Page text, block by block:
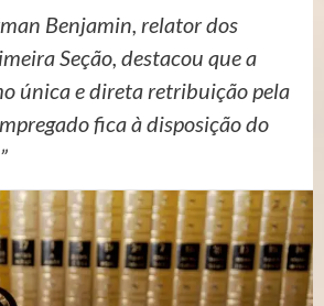
Benjamin, relator dos
Seção, destacou que a
única e direta retribuição pela
fica à disposição do